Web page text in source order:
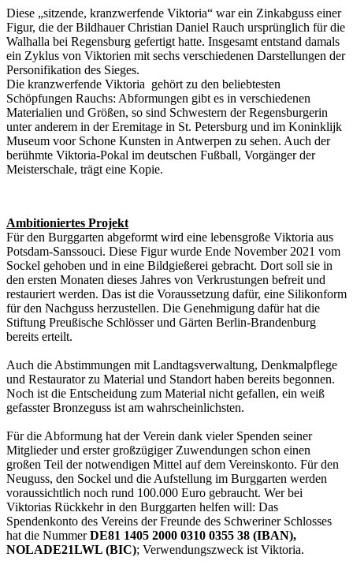
Diese „sitzende, kranzwerfende Viktoria“ war ein Zink­abguss einer
Figur, die der Bildhauer Christian Daniel Rauch ursprünglich für die
Walhalla bei Regensburg gefertigt hatte. Insgesamt entstand damals
ein Zyklus von Viktorien mit sechs verschiedenen Darstellungen der
Personifikation des Sieges.
Die kranzwerfende Viktoria gehört zu den beliebtesten
Schöpfungen Rauchs: Abformungen gibt es in verschiedenen
Materialien und Größen, so sind Schwestern der Regensburgerin
unter anderem in der Eremitage in St. Petersburg und im Koninklijk
Museum voor Schone Kunsten in Antwerpen zu sehen. Auch der
berühmte Viktoria-Pokal im deutschen Fußball, Vorgänger der
Meisterschale, trägt eine Kopie.
Ambitioniertes Projekt
Für den Burggarten abgeformt wird eine lebensgroße Viktoria aus
Potsdam-Sanssouci. Diese Figur wurde Ende November 2021 vom
Sockel gehoben und in eine Bildgießerei gebracht. Dort soll sie in
den ersten Monaten dieses Jahres von Verkrustungen befreit und
restauriert werden. Das ist die Voraussetzung dafür, eine Silikonform
für den Nachguss herzustellen. Die Genehmigung dafür hat die
Stiftung Preußische Schlösser und Gärten Berlin-Brandenburg
bereits erteilt.
Auch die Abstimmungen mit Landtagsverwaltung, Denkmalpflege
und Restaurator zu Material und Standort haben bereits begonnen.
Noch ist die Entscheidung zum Material nicht gefallen, ein weiß
gefasster Bronzeguss ist am wahrscheinlichsten.
Für die Abformung hat der Verein dank vieler Spenden seiner
Mitglieder und erster großzügiger Zuwendungen schon einen
großen Teil der notwendigen Mittel auf dem Vereinskonto. Für den
Neuguss, den Sockel und die Aufstellung im Burggarten werden
voraussichtlich noch rund 100.000 Euro gebraucht. Wer bei
Viktorias Rückkehr in den Burggarten helfen will: Das
Spendenkonto des Vereins der Freunde des Schweriner Schlosses
hat die NummerDE81 1405 2000 0310 0355 38 (IBAN),
NOLADE21LWL (BIC); Verwendungszweck ist Viktoria.